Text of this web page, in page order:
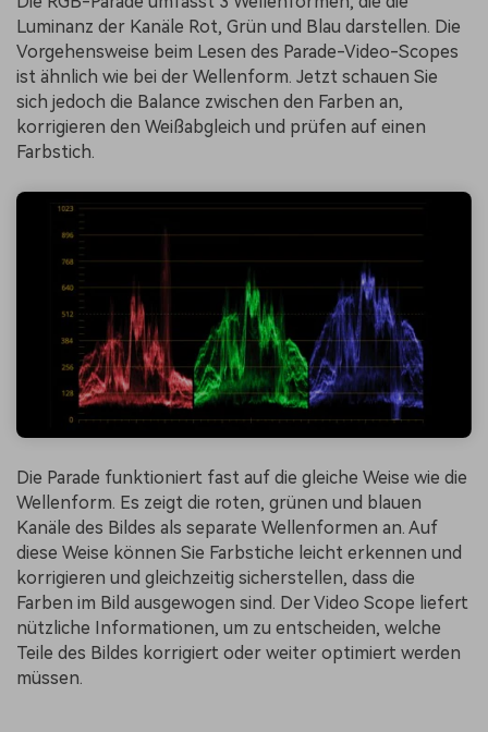
Luminanz der Kanäle Rot, Grün und Blau darstellen. Die
Vorgehensweise beim Lesen des Parade-Video-Scopes
ist ähnlich wie bei der Wellenform. Jetzt schauen Sie
sich jedoch die Balance zwischen den Farben an,
korrigieren den Weißabgleich und prüfen auf einen
Farbstich.
Die Parade funktioniert fast auf die gleiche Weise wie die
Wellenform. Es zeigt die roten, grünen und blauen
Kanäle des Bildes als separate Wellenformen an. Auf
diese Weise können Sie Farbstiche leicht erkennen und
korrigieren und gleichzeitig sicherstellen, dass die
Farben im Bild ausgewogen sind. Der Video Scope liefert
nützliche Informationen, um zu entscheiden, welche
Teile des Bildes korrigiert oder weiter optimiert werden
müssen.